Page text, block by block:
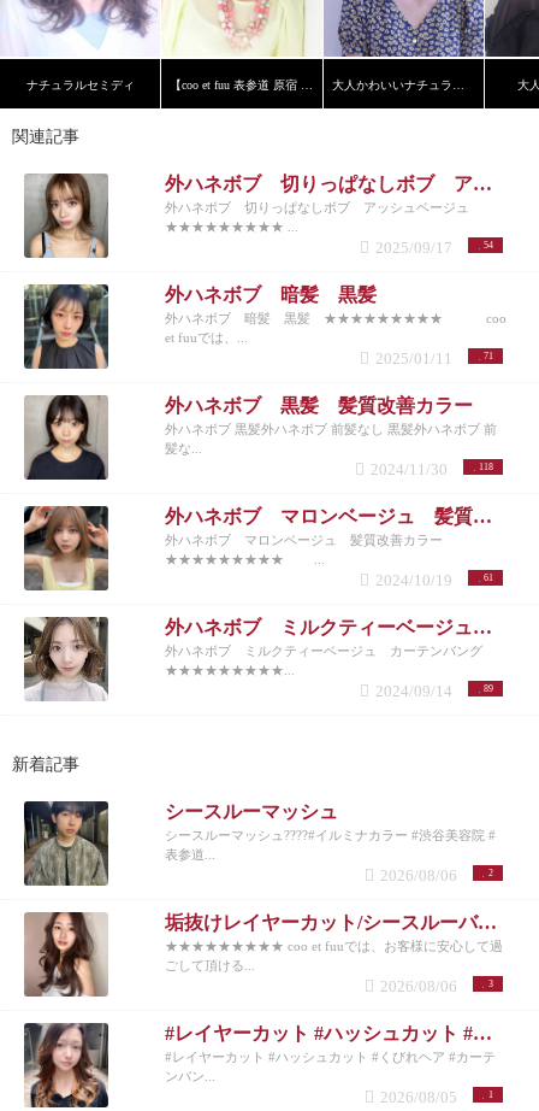
ナチュラルセミディ 【coo et fuu 表参道 原宿 青山】フレンチボブ 藤 大人かわいいナチュラルボブ 大
関連記事
外ハネボブ 切りっぱなしボブ アッシュベージュ
外ハネボブ 切りっぱなしボブ アッシュベージュ
★★★★★★★★★ ...
54
2025/09/17
外ハネボブ 暗髪 黒髪
外ハネボブ 暗髪 黒髪 ★★★★★★★★★ coo
et fuuでは、...
71
2025/01/11
外ハネボブ 黒髪 髪質改善カラー
外ハネボブ 黒髪外ハネボブ 前髪なし 黒髪外ハネボブ 前
髪な...
118
2024/11/30
外ハネボブ マロンベージュ 髪質改善カラー
外ハネボブ マロンベージュ 髪質改善カラー
★★★★★★★★★ ...
61
2024/10/19
外ハネボブ ミルクティーベージュ カーテンバング
外ハネボブ ミルクティーベージュ カーテンバング
★★★★★★★★★...
89
2024/09/14
新着記事
シースルーマッシュ
シースルーマッシュ????#イルミナカラー #渋谷美容院 #
表参道...
2
2026/08/06
垢抜けレイヤーカット/シースルーバング◎夏のベージュカラー
★★★★★★★★★ coo et fuuでは、お客様に安心して過
ごして頂ける...
3
2026/08/06
#レイヤーカット #ハッシュカット #くびれヘア #カーテンバング #インナーカラー
#レイヤーカット #ハッシュカット #くびれヘア #カーテ
ンバン...
1
2026/08/05